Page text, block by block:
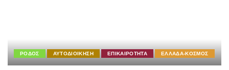
ΡΟΔΟΣ ΑΥΤΟΔΙΟΙΚΗΣΗ ΕΠΙΚΑΙΡΟΤΗΤΑ ΕΛΛΑΔΑ-ΚΟΣΜΟΣ